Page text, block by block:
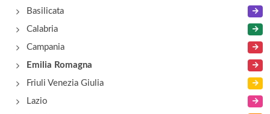
Ventasso
In provincia di Reggio Emilia, Regione Emilia
Romagna
Basilicata
Calabria
Campania
Emilia Romagna
Friuli Venezia Giulia
Lazio